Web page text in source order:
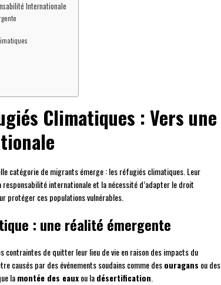
Internationale
Climatiques : Vers une
catégorie de migrants émerge : les réfugiés climatiques. Leur
internationale et la nécessité d’adapter le droit
protéger ces populations vulnérables.
: une réalité émergente
contraintes de quitter leur lieu de vie en raison des impacts du
causés par des événements soudains comme desouragans ou des
lamontée des eauxou ladésertification